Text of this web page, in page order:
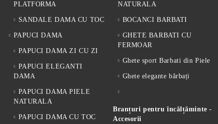
PLATFORMA
SANDALE DAMA CU TOC
PAPUCI DAMA
PAPUCI DAMA ZI CU ZI
PAPUCI ELEGANTI
DAMA
PAPUCI DAMA PIELE
NATURALA
PAPUCI DAMA CU TOC
NATURALA
BOCANCI BARBATI
GHETE BARBATI CU
FERMOAR
Ghete sport Barbati din Piele
Ghete elegante bărbați
Branțuri pentru încălțăminte -
Accesorii